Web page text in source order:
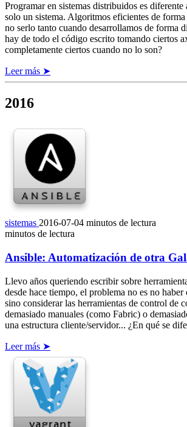
Programar en sistemas distribuidos es diferente
solo un sistema. Algoritmos eficientes de
no serlo tanto cuando desarrollamos de forma
hay de todo el código escrito tomando ciertos
completamente ciertos cuando no lo son?
Leer más ➤
2016
sistemas 2016-07-04 minutos de lectura
minutos de lectura
Ansible: Automatización de otra
Llevo años queriendo escribir sobre
desde hace tiempo, el problema no es no
sino considerar las herramientas de control de
demasiado manuales (como Fabric) o
una estructura cliente/servidor... ¿En qué se
Leer más ➤